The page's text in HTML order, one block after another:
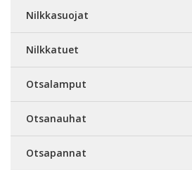
Nilkkasuojat
Nilkkatuet
Otsalamput
Otsanauhat
Otsapannat